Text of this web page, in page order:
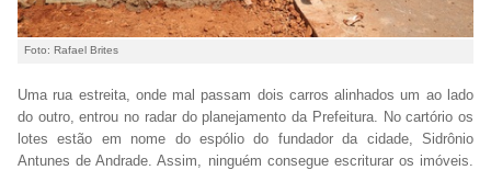
Foto: Rafael Brites
Uma rua estreita, onde mal passam dois carros alinhados um ao lado
do outro, entrou no radar do planejamento da Prefeitura. No cartório os
lotes estão em nome do espólio do fundador da cidade, Sidrônio
Antunes de Andrade. Assim, ninguém consegue escriturar os imóveis.